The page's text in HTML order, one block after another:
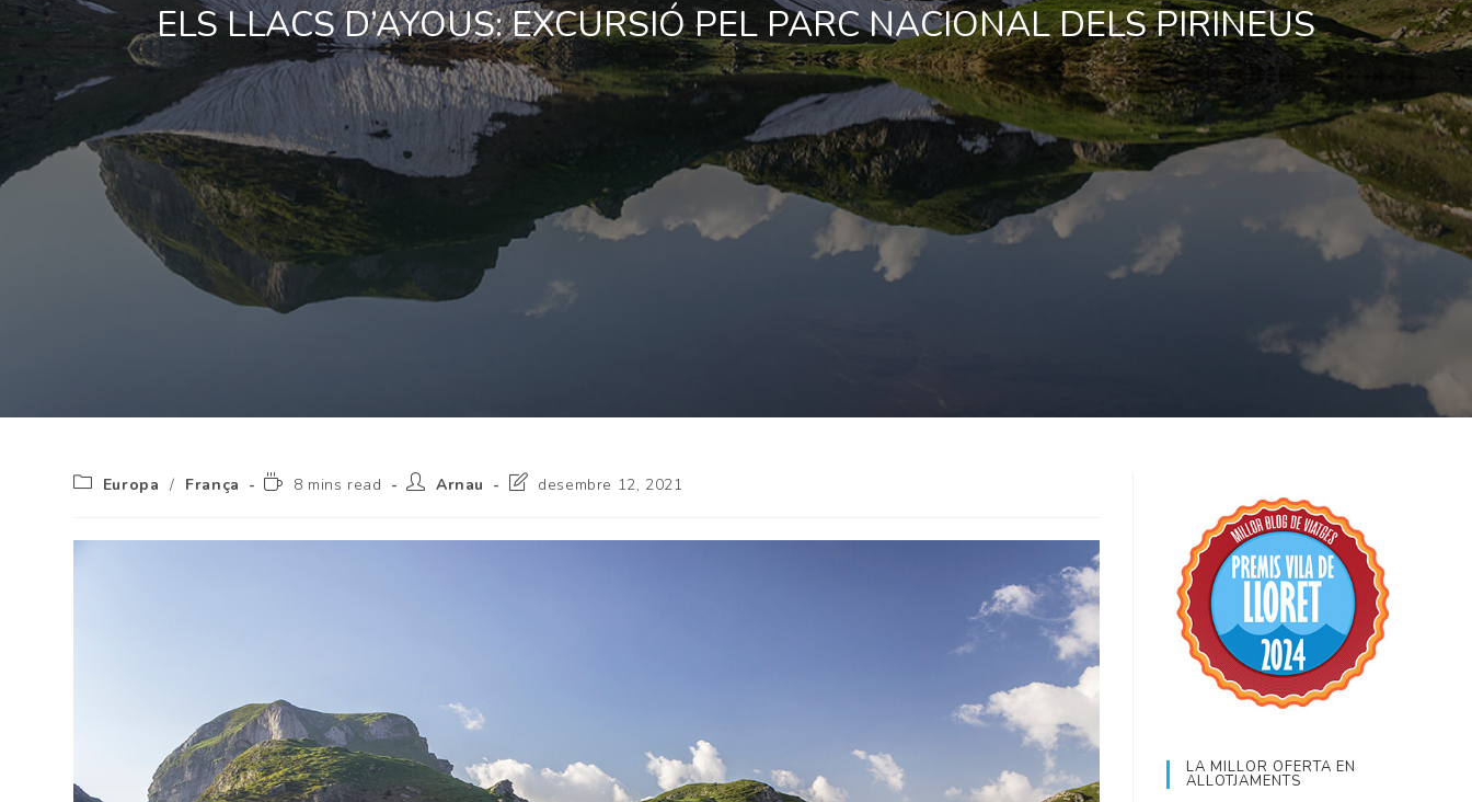
ELS LLACS D’AYOUS: EXCURSIÓ PEL PARC NACIONAL DELS PIRINEUS
Europa / França 8 mins read Arnau desembre 12, 2021
LA MILLOR OFERTA EN
ALLOTJAMENTS